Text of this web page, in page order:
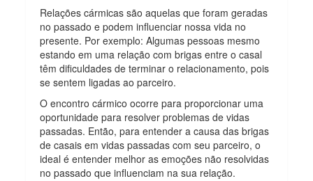
Relações cármicas são aquelas que foram geradas
no passado e podem influenciar nossa vida no
presente. Por exemplo: Algumas pessoas mesmo
estando em uma relação com brigas entre o casal
têm dificuldades de terminar o relacionamento, pois
se sentem ligadas ao parceiro.
O encontro cármico ocorre para proporcionar uma
oportunidade para resolver problemas de vidas
passadas. Então, para entender a causa das brigas
de casais em vidas passadas com seu parceiro, o
ideal é entender melhor as emoções não resolvidas
no passado que influenciam na sua relação.